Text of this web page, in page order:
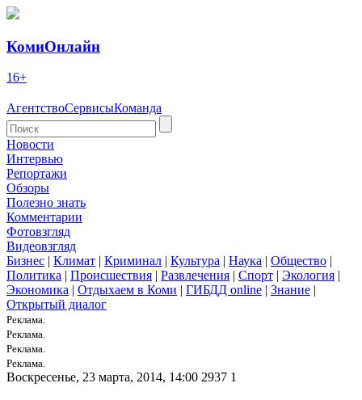
КомиОнлайн
16+
АгентствоСервисыКоманда
Новости
Интервью
Репортажи
Обзоры
Полезно знать
Комментарии
Фотовзгляд
Видеовзгляд
Бизнес | Климат | Криминал | Культура | Наука | Общество |
Политика | Происшествия | Развлечения | Спорт | Экология |
Экономика | Отдыхаем в Коми | ГИБДД online | Знание |
Открытый диалог
Реклама.
Реклама.
Реклама.
Реклама.
Воскресенье, 23 марта, 2014, 14:00 2937 1